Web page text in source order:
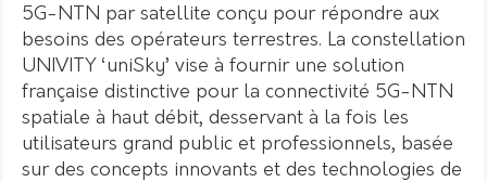
5G-NTN par satellite conçu pour répondre aux
besoins des opérateurs terrestres. La constellation
UNIVITY ‘uniSky’ vise à fournir une solution
française distinctive pour la connectivité 5G-NTN
spatiale à haut débit, desservant à la fois les
utilisateurs grand public et professionnels, basée
sur des concepts innovants et des technologies de